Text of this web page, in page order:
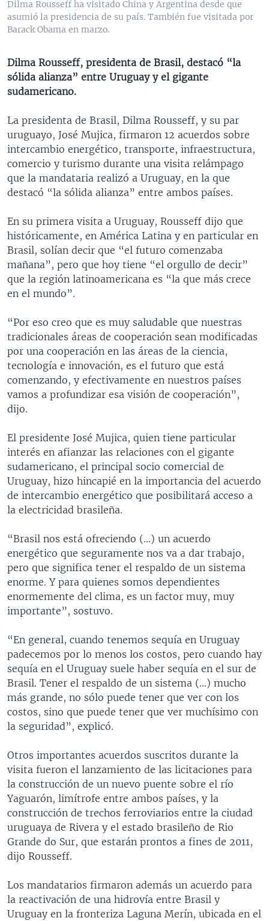
VENEZUELA
BRASIL
NICARAGUA
ECONOMÍA
ENTRETENIMIENTO Y CULTURA
DEPORTES
CIENCIA Y SALUD
MULTIMEDIA
VIDEOS
AUDIOS
PROGRAMAS TV
FORO INTERAMERICANO
VISIÓN 360
LAS CLAVES
PANORAMA
AVANCE INFORMATIVO
AUDIONOTICIAS
BUENOS DÍAS AMÉRICA
ESTADOS UNIDOS AL DÍA
EL MUNDO AL DÍA [RADIO]
FORO [RADIO]
NOTA ECONÓMICA
ENTRETENIMIENTO
DIRECT
DOCUMENTALES DE LA VOA
Learning English
SÍGANOS
Idiomas
Dilma Rousseff ha visitado China y Argentina desde que
asumió la presidencia de su país. También fue visitada por
Barack Obama en marzo.
Dilma Rousseff, presidenta de Brasil, destacó “la
sólida alianza” entre Uruguay y el gigante
sudamericano.
La presidenta de Brasil, Dilma Rousseff, y su par
uruguayo, José Mujica, firmaron 12 acuerdos sobre
intercambio energético, transporte, infraestructura,
comercio y turismo durante una visita relámpago
que la mandataria realizó a Uruguay, en la que
destacó “la sólida alianza” entre ambos países.
En su primera visita a Uruguay, Rousseff dijo que
históricamente, en América Latina y en particular en
Brasil, solían decir que “el futuro comenzaba
mañana”, pero que hoy tiene “el orgullo de decir”
que la región latinoamericana es “la que más crece
en el mundo”.
“Por eso creo que es muy saludable que nuestras
tradicionales áreas de cooperación sean modificadas
por una cooperación en las áreas de la ciencia,
tecnología e innovación, es el futuro que está
comenzando, y efectivamente en nuestros países
vamos a profundizar esa visión de cooperación”,
dijo.
El presidente José Mujica, quien tiene particular
interés en afianzar las relaciones con el gigante
sudamericano, el principal socio comercial de
Uruguay, hizo hincapié en la importancia del acuerdo
de intercambio energético que posibilitará acceso a
la electricidad brasileña.
“Brasil nos está ofreciendo (…) un acuerdo
energético que seguramente nos va a dar trabajo,
pero que significa tener el respaldo de un sistema
enorme. Y para quienes somos dependientes
enormemente del clima, es un factor muy, muy
importante”, sostuvo.
“En general, cuando tenemos sequía en Uruguay
padecemos por lo menos los costos, pero cuando hay
sequía en el Uruguay suele haber sequía en el sur de
Brasil. Tener el respaldo de un sistema (…) mucho
más grande, no sólo puede tener que ver con los
costos, sino que puede tener que ver muchísimo con
la seguridad”, explicó.
Otros importantes acuerdos suscritos durante la
visita fueron el lanzamiento de las licitaciones para
la construcción de un nuevo puente sobre el río
Yaguarón, limítrofe entre ambos países, y la
construcción de trechos ferroviarios entre la ciudad
uruguaya de Rivera y el estado brasileño de Rio
Grande do Sur, que estarán prontos a fines de 2011,
dijo Rousseff.
Los mandatarios firmaron además un acuerdo para
la reactivación de una hidrovía entre Brasil y
Uruguay en la fronteriza Laguna Merín, ubicada en el